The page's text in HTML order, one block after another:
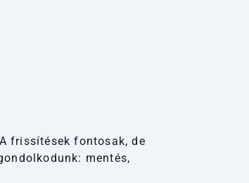
frissítések fontosak, de
mentés,